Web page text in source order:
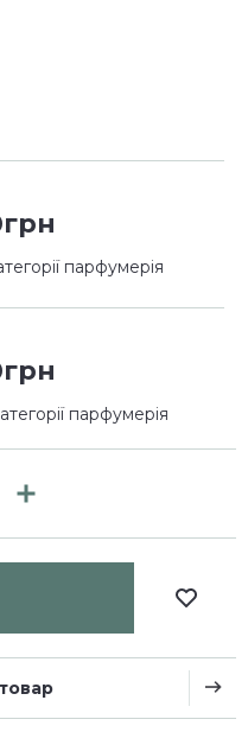
парфумерія
парфумерія